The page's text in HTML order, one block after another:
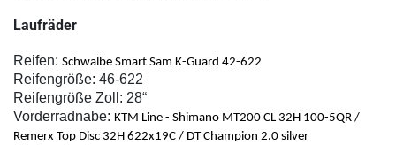
Laufräder
Reifen: Schwalbe Smart Sam K-Guard 42-622
Reifengröße: 46-622
Reifengröße Zoll: 28“
Vorderradnabe: KTM Line - Shimano MT200 CL 32H 100-5QR /
Remerx Top Disc 32H 622x19C / DT Champion 2.0 silver